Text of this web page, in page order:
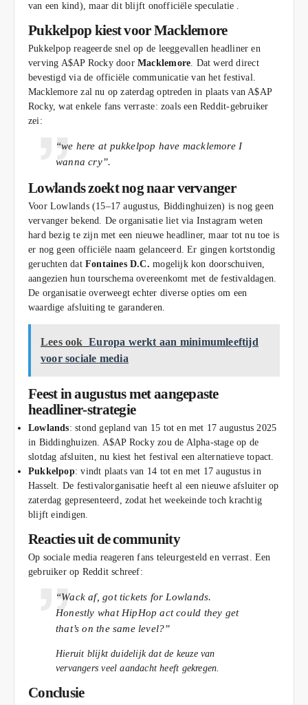
van een kind), maar dit blijft onofficiële speculatie .
Pukkelpop kiest voor Macklemore
Pukkelpop reageerde snel op de leeggevallen headliner en
verving A$AP Rocky doorMacklemore. Dat werd direct
bevestigd via de officiële communicatie van het festival.
Macklemore zal nu op zaterdag optreden in plaats van A$AP
Rocky, wat enkele fans verraste: zoals een Reddit‑gebruiker
zei:
“we here at pukkelpop have macklemore I
wanna cry”.
Lowlands zoekt nog naar vervanger
Voor Lowlands (15–17 augustus, Biddinghuizen) is nog geen
vervanger bekend. De organisatie liet via Instagram weten
hard bezig te zijn met een nieuwe headliner, maar tot nu toe is
er nog geen officiële naam gelanceerd. Er gingen kortstondig
geruchten dat Fontaines D.C. mogelijk kon doorschuiven,
aangezien hun tourschema overeenkomt met de festivaldagen.
De organisatie overweegt echter diverse opties om een
waardige afsluiting te garanderen.
Lees ook Europa werkt aan minimumleeftijd
voor sociale media
Feest in augustus met aangepaste
headliner‑strategie
Lowlands: stond gepland van 15 tot en met 17 augustus 2025
in Biddinghuizen. A$AP Rocky zou de Alpha‑stage op de
slotdag afsluiten, nu kiest het festival een alternatieve topact.
Pukkelpop: vindt plaats van 14 tot en met 17 augustus in
Hasselt. De festivalorganisatie heeft al een nieuwe afsluiter op
zaterdag gepresenteerd, zodat het weekeinde toch krachtig
blijft eindigen.
Reacties uit de community
Op sociale media reageren fans teleurgesteld en verrast. Een
gebruiker op Reddit schreef:
“Wack af, got tickets for Lowlands.
Honestly what HipHop act could they get
that’s on the same level?”
Hieruit blijkt duidelijk dat de keuze van
vervangers veel aandacht heeft gekregen.
Conclusie